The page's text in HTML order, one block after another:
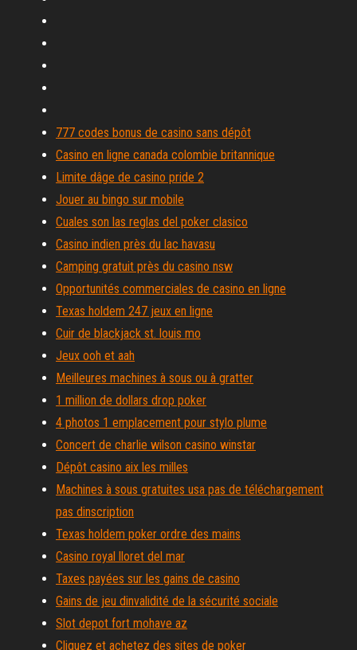
777 codes bonus de casino sans dépôt
Casino en ligne canada colombie britannique
Limite dâge de casino pride 2
Jouer au bingo sur mobile
Cuales son las reglas del poker clasico
Casino indien près du lac havasu
Camping gratuit près du casino nsw
Opportunités commerciales de casino en ligne
Texas holdem 247 jeux en ligne
Cuir de blackjack st. louis mo
Jeux ooh et aah
Meilleures machines à sous ou à gratter
1 million de dollars drop poker
4 photos 1 emplacement pour stylo plume
Concert de charlie wilson casino winstar
Dépôt casino aix les milles
Machines à sous gratuites usa pas de téléchargement
pas dinscription
Texas holdem poker ordre des mains
Casino royal lloret del mar
Taxes payées sur les gains de casino
Gains de jeu dinvalidité de la sécurité sociale
Slot depot fort mohave az
Cliquez et achetez des sites de poker